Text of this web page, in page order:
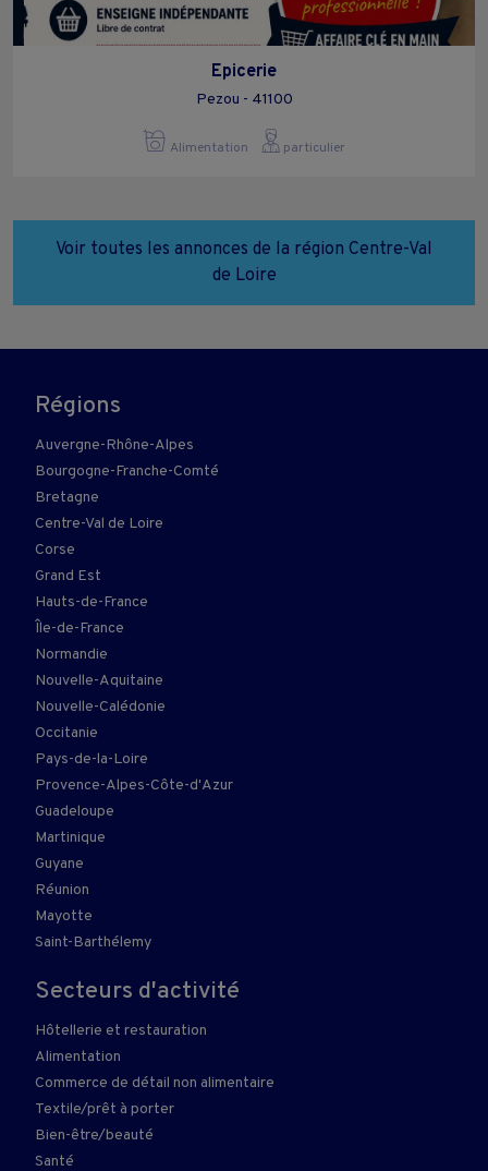
Epicerie
Pezou - 41100
Alimentation particulier
Voir toutes les annonces de la région Centre-Val
de Loire
Régions
Auvergne-Rhône-Alpes
Bourgogne-Franche-Comté
Bretagne
Centre-Val de Loire
Corse
Grand Est
Hauts-de-France
Île-de-France
Normandie
Nouvelle-Aquitaine
Nouvelle-Calédonie
Occitanie
Pays-de-la-Loire
Provence-Alpes-Côte-d'Azur
Guadeloupe
Martinique
Guyane
Réunion
Mayotte
Saint-Barthélemy
Secteurs d'activité
Hôtellerie et restauration
Alimentation
Commerce de détail non alimentaire
Textile/prêt à porter
Bien-être/beauté
Santé